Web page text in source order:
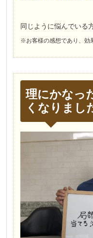
同じように悩んでいる
※お客様の感想であり、効
理にかなっ
くなりまし